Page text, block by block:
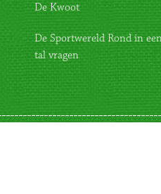
De Kwoot
De Sportwereld Rond in
tal vragen